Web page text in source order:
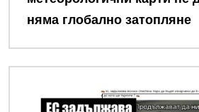
няма глобално затопляне